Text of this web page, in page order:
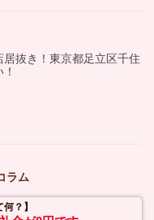
居抜き！東京都足立区千住
ラム
？】